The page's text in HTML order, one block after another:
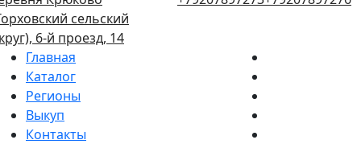
сельский
6-й проезд, 14
Главная
Каталог
Регионы
Выкуп
Контакты